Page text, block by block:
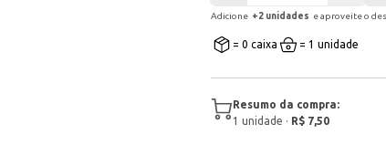
Adicione +2 unidades e aproveite o
= 0 caixa = 1 unidade
Resumo da compra:
1 unidade · R$ 7,50